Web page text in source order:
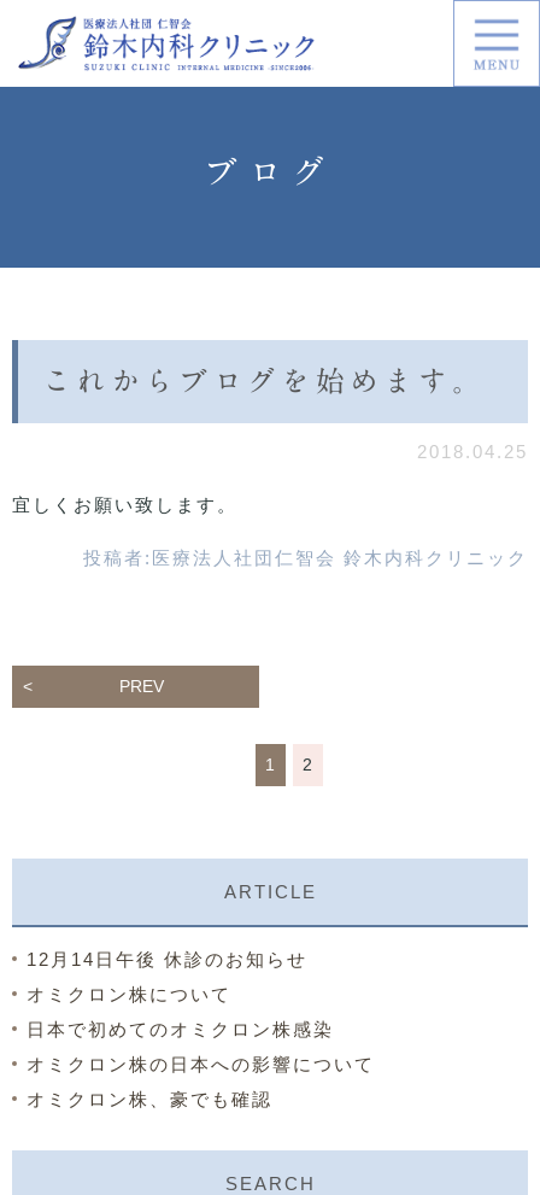
ブログ
これからブログを始めます。
2018.04.25
宜しくお願い致します。
投稿者: 医療法人社団仁智会 鈴木内科クリニック
PREV
1 2
ARTICLE
12月14日午後 休診のお知らせ
オミクロン株について
日本で初めてのオミクロン株感染
オミクロン株の日本への影響について
オミクロン株、豪でも確認
SEARCH